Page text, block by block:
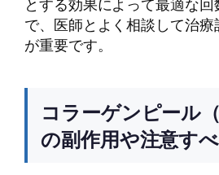
で、医師とよく相談して治療
が重要です。
コラーゲンピール（
の副作用や注意す